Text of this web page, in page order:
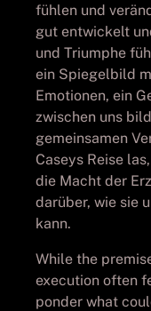
fühlen und
gut entwickelt
und Triumphe
ein Spiegelbild
Emotionen, ein
zwischen uns
gemeinsamen
Caseys Reise
die Macht der
darüber, wie sie
kann.
While the
execution often
ponder what